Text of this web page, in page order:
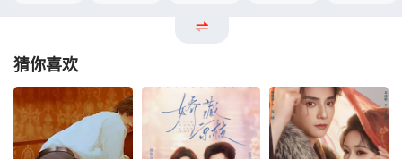
猜你喜欢